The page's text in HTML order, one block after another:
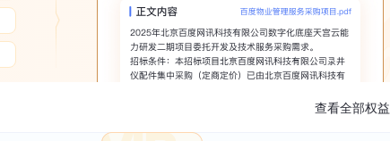
查看全部权益